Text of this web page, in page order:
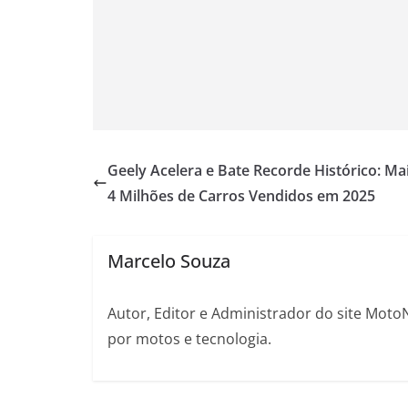
Geely Acelera e Bate Recorde Histórico:
4 Milhões de Carros Vendidos em 2025
Marcelo Souza
Autor, Editor e Administrador do site
por motos e tecnologia.